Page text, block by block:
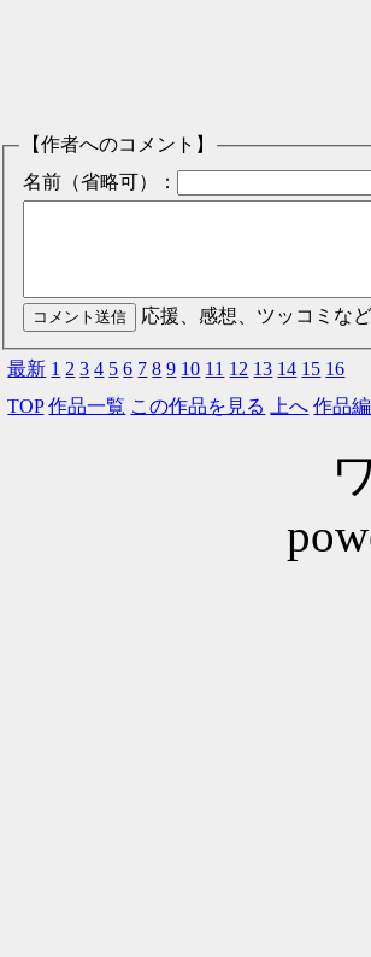
【作者へのコメント】
名前（省略可）：
応援、感想、ツッコミな
最新 1 2 3 4 5 6 7 8 9 10 11 12 13 14 15 16
TOP 作品一覧 この作品を見る 上へ 作品